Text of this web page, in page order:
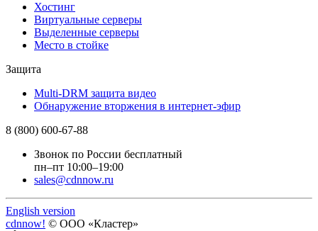
Хостинг
Виртуальные серверы
Выделенные серверы
Место в стойке
Защита
Multi-DRM защита видео
Обнаружение вторжения в интернет-эфир
8 (800) 600-67-88
Звонок по России бесплатный
пн–пт 10:00–19:00
sales@cdnnow.ru
English version
cdnnow! © ООО «Кластер»